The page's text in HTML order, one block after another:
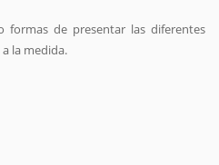
formas de presentar las diferentes
la medida.